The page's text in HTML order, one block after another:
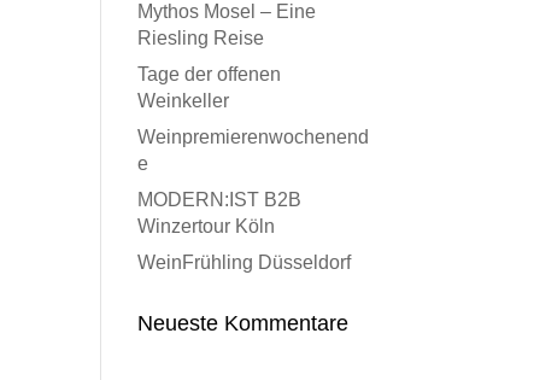
Mythos Mosel – Eine
Riesling Reise
Tage der offenen
Weinkeller
Weinpremierenwochenend
e
MODERN:IST B2B
Winzertour Köln
WeinFrühling Düsseldorf
Neueste Kommentare